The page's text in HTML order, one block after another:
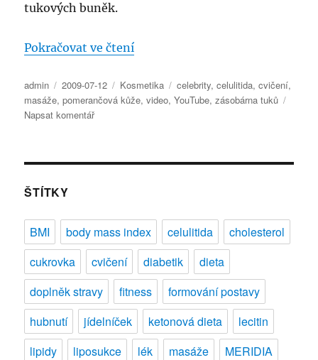
tukových buněk.
Pokračovat ve čtení„Jak se tvoří celulitida?“
Autor:
admin Publikováno:
2009-07-12 Rubriky:
Kosmetika Štítky:
celebrity,celulitida,cvičení,
masáže,pomerančová kůže,video,YouTube,zásobárna tuků
Napsat komentářpro
názvem
celulitida?
ŠTÍTKY
BMI body mass index celulitida
cholesterol
cukrovka
cvičení diabetik
dieta
doplněk stravy
fitness
formování postavy
hubnutí
jídelníček ketonová dieta
lecitin
lipidy
liposukce lék masáže
MERIDIA